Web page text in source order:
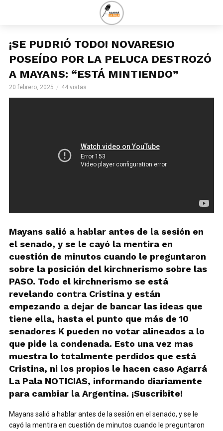
¡SE PUDRIÓ TODO! NOVARESIO
POSEÍDO POR LA PELUCA DESTROZÓ
A MAYANS: “ESTÁ MINTIENDO”
20 febrero, 2025 44 vistas
Mayans salió a hablar antes de la sesión en
el senado, y se le cayó la mentira en
cuestión de minutos cuando le preguntaron
sobre la posición del kirchnerismo sobre las
PASO. Todo el kirchnerismo se está
revelando contra Cristina y están
empezando a dejar de bancar las ideas que
tiene ella, hasta el punto que más de 10
senadores K pueden no votar alineados a lo
que pide la condenada. Esto una vez mas
muestra lo totalmente perdidos que está
Cristina, ni los propios le hacen caso Agarrá
La Pala NOTICIAS, informando diariamente
para cambiar la Argentina. ¡Suscribite!
Mayans salió a hablar antes de la sesión en el senado, y se le
cayó la mentira en cuestión de minutos cuando le preguntaron